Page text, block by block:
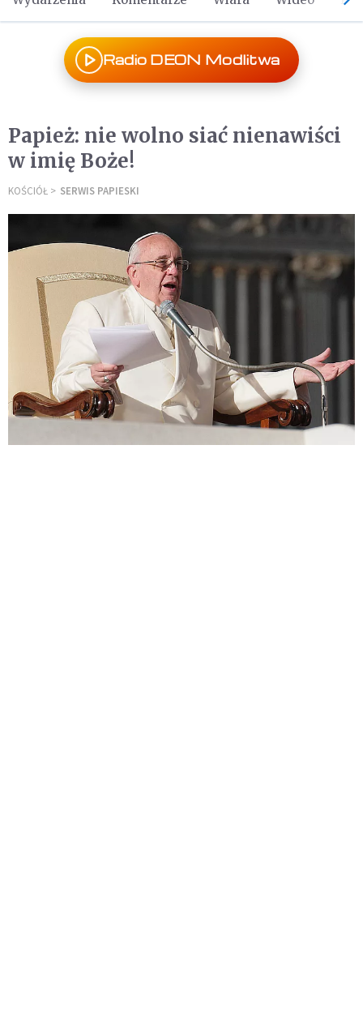
Radio DEON Modlitwa
Papież: nie wolno siać nienawiści
w imię Boże!
KOŚCIÓŁ SERWIS PAPIESKI